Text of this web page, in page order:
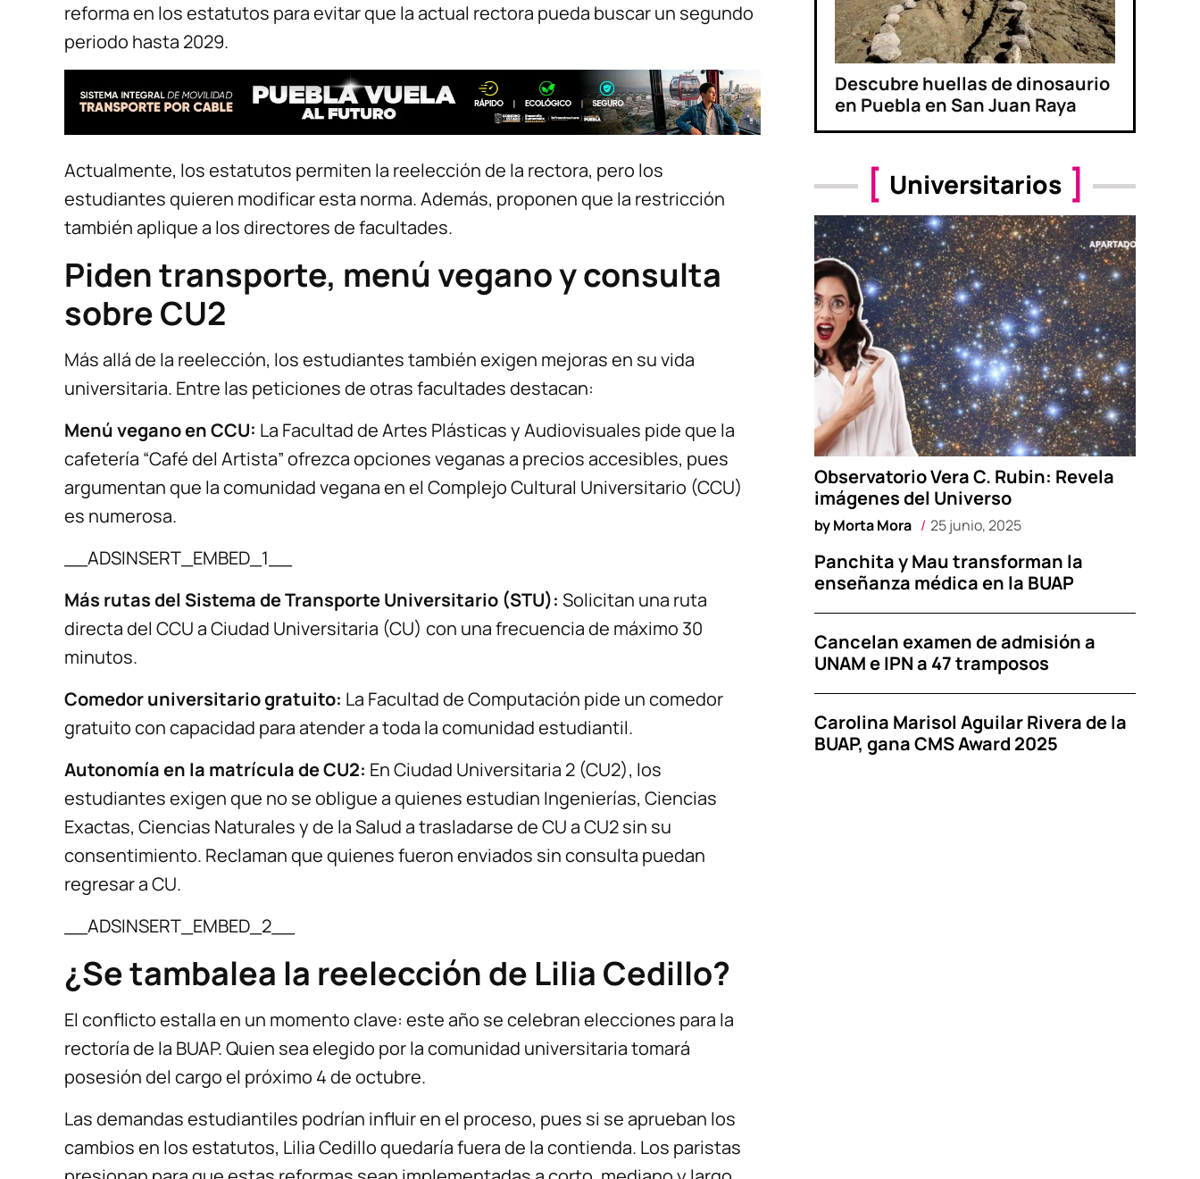
reforma en los estatutos para evitar que la actual rectora pueda buscar un segundo
periodo hasta 2029.
Actualmente, los estatutos permiten la reelección de la rectora, pero los
estudiantes quieren modificar esta norma. Además, proponen que la restricción
también aplique a los directores de facultades.
Piden transporte, menú vegano y consulta
sobre CU2
Más allá de la reelección, los estudiantes también exigen mejoras en su vida
universitaria. Entre las peticiones de otras facultades destacan:
Menú vegano en CCU: La Facultad de Artes Plásticas y Audiovisuales pide que la
cafetería “Café del Artista” ofrezca opciones veganas a precios accesibles, pues
argumentan que la comunidad vegana en el Complejo Cultural Universitario (CCU)
es numerosa.
__ADSINSERT_EMBED_1__
Más rutas del Sistema de Transporte Universitario (STU): Solicitan una ruta
directa del CCU a Ciudad Universitaria (CU) con una frecuencia de máximo 30
minutos.
Comedor universitario gratuito: La Facultad de Computación pide un comedor
gratuito con capacidad para atender a toda la comunidad estudiantil.
Autonomía en la matrícula de CU2: En Ciudad Universitaria 2 (CU2), los
estudiantes exigen que no se obligue a quienes estudian Ingenierías, Ciencias
Exactas, Ciencias Naturales y de la Salud a trasladarse de CU a CU2 sin su
consentimiento. Reclaman que quienes fueron enviados sin consulta puedan
regresar a CU.
__ADSINSERT_EMBED_2__
¿Se tambalea la reelección de Lilia Cedillo?
El conflicto estalla en un momento clave: este año se celebran elecciones para la
rectoría de la BUAP. Quien sea elegido por la comunidad universitaria tomará
posesión del cargo el próximo 4 de octubre.
Las demandas estudiantiles podrían influir en el proceso, pues si se aprueban los
cambios en los estatutos, Lilia Cedillo quedaría fuera de la contienda. Los paristas
Descubre huellas de dinosaurio
en Puebla en San Juan Raya
Universitarios
Observatorio Vera C. Rubin: Revela
imágenes del Universo
byMorta Mora 25 junio, 2025
Panchita y Mau transforman la
enseñanza médica en la BUAP
Cancelan examen de admisión a
UNAM e IPN a 47 tramposos
Carolina Marisol Aguilar Rivera de la
BUAP, gana CMS Award 2025